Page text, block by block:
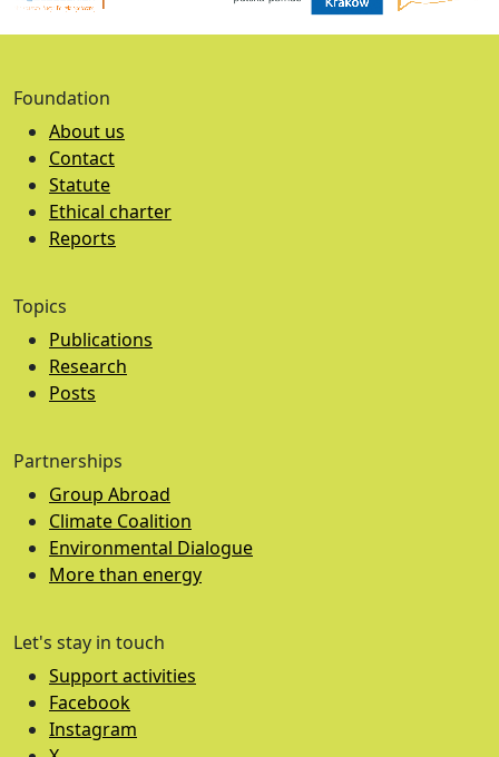
Foundation
About us
Contact
Statute
Ethical charter
Reports
Topics
Publications
Research
Posts
Partnerships
Group Abroad
Climate Coalition
Environmental Dialogue
More than energy
Let's stay in touch
Support activities
Facebook
Instagram